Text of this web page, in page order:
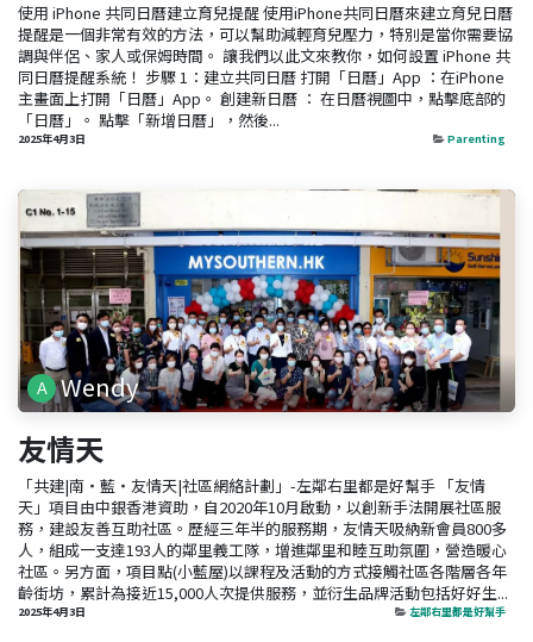
使用 iPhone 共同日曆建立育兒提醒 使用iPhone共同日曆來建立育兒日曆
提醒是一個非常有效的方法，可以幫助減輕育兒壓力，特別是當你需要協
調與伴侶、家人或保姆時間。 讓我們以此文來教你，如何設置 iPhone 共
同日曆提醒系統！ 步驟 1：建立共同日曆 打開「日曆」App ：在iPhone
主畫面上打開「日曆」App。 創建新日曆 ： 在日曆視圖中，點擊底部的
「日曆」。 點擊「新增日曆」，然後...
2025年4月3日 Parenting
Wendy
友情天
「共建|南‧藍‧友情天|社區網絡計劃」-左鄰右里都是好幫手 「友情
天」項目由中銀香港資助，自2020年10月啟動，以創新手法開展社區服
務，建設友善互助社區。歷經三年半的服務期，友情天吸納新會員800多
人，組成一支達193人的鄰里義工隊，增進鄰里和睦互助氛圍，營造暖心
社區。另方面，項目點(小藍屋)以課程及活動的方式接觸社區各階層各年
齡街坊，累計為接近15,000人次提供服務，並衍生品牌活動包括好好生...
2025年4月3日 左鄰右里都是好幫手